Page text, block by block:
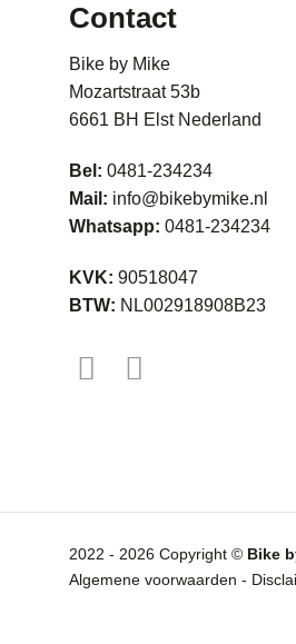
Contact
Bike by Mike
Mozartstraat 53b
6661 BH Elst Nederland
Bel: 0481-234234
Mail: info@bikebymike.nl
Whatsapp: 0481-234234
KVK: 90518047
BTW: NL002918908B23
2022 - 2026 Copyright © Bike
Algemene voorwaarden -